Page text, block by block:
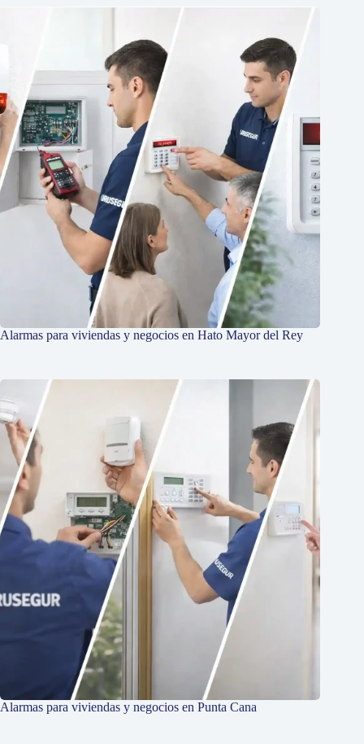
Alarmas para viviendas y negocios en Hato Mayor del Rey
Alarmas para viviendas y negocios en Punta Cana